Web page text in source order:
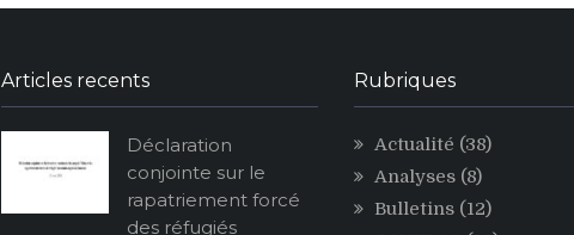
Articles recents
Déclaration
conjointe sur le
rapatriement forcé
des réfugiés
Rubriques
Actualité (38)
Analyses (8)
Bulletins (12)